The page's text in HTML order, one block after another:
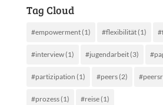
Tag Cloud
#empowerment(1) #flexibilität(1)
#interview(1) #jugendarbeit(3)
#partizipation (1) #peers(2)
#prozess(1) #reise(1)